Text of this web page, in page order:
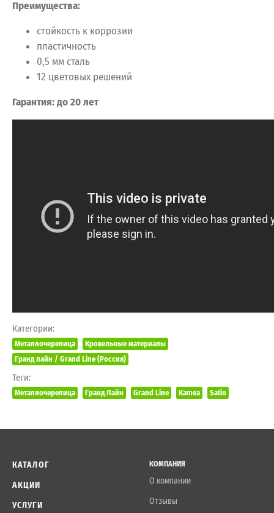
Преимущества:
стойкость к коррозии
пластичность
0,5 мм сталь
12 цветовых решений
Гарантия: до 20 лет
Категории:
Металлочерепица
Кровельные материалы
Гранд лайн / Grand Line (Россия)
Теги:
Металлочерепица Гранд Лайн Grand Line Kamea Satin
КАТАЛОГ
АКЦИИ
УСЛУГИ
КОМПАНИЯ
О компании
Отзывы